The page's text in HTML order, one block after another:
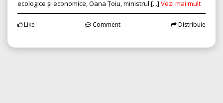
ecologice și economice, Oana Țoiu, ministrul [...] Vezi mai mult
Like Comment Distribuie